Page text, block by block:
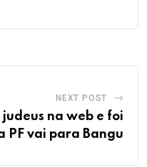
NEXT POST
na web e foi
PF vai para Bangu